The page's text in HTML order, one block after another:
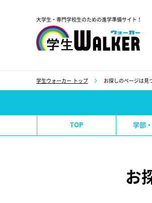
大学生・専門学校生のための進学準備サイト！
学生ウォーカー トップ お探しのページは見
TOP 学部
お